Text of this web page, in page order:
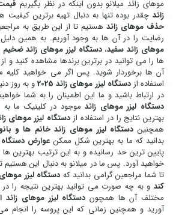
موهای زائد میلانو بدون اینکه در نظر بگیریم
زائد چقدر بوده تنها به دنبال تهیه برترین کیفیت
حذف موهای زائد هستیم تا از این طریق به
رضایت را در آن ها به وجود آوریم. به همین
موهای زائد سفید،دستگاه لیزر موهای زائد ضخیم
ها را می توانید در برترین برندها مشاهده کنید
آن ها برخوردار شوید. پس اگر می خواهید کلیه
استفاده ازدستگاه لیزر موهای زائد 2025
و به روز
در ارتباط باشید و ما این اطمینان را به شما
دستگاه لیزر موهای زائدموجود در کلینیک ما
بهترین نتایج را در استفاده ازدستگاه لیزر موهای
همچنین دستگاه لیزر موهای زائد خانم ها و
بدانید که ما به بهترین شکل ممکن عوارض دستگاه
پایین ترین حد رسانیده و به این ترتیب بهترین ها
خواهید آورد. پس ما در میلانو به دنبال این هستیم
تا شما مراجعین گرامی بدانید که دستگاه لیزر
کند و به چه صورت می توانید بهترین نتیجه را در
مختلف آن ها همچون دستگاه لیزر موهای زائد
آورید و همچنین زمانی که این پروسه را انجام